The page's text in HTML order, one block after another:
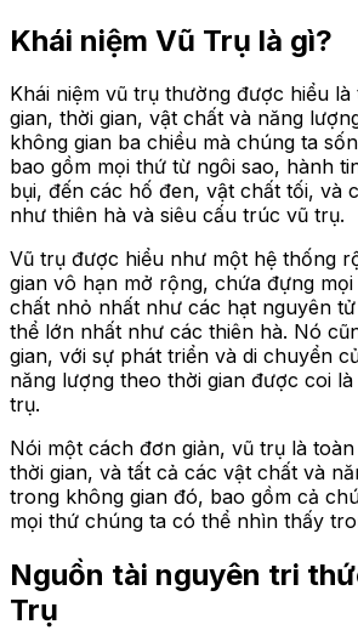
Khái niệm Vũ Trụ là gì?
Khái niệm vũ trụ thường được hiểu
gian, thời gian, vật chất và năng
không gian ba chiều mà chúng ta
bao gồm mọi thứ từ ngôi sao, hành
bụi, đến các hố đen, vật chất tối, và
như thiên hà và siêu cấu trúc vũ trụ.
Vũ trụ được hiểu như một hệ thống
gian vô hạn mở rộng, chứa đựng
chất nhỏ nhất như các hạt nguyên
thể lớn nhất như các thiên hà. Nó
gian, với sự phát triển và di chuyển
năng lượng theo thời gian được coi
trụ.
Nói một cách đơn giản, vũ trụ là
thời gian, và tất cả các vật chất và
trong không gian đó, bao gồm cả
mọi thứ chúng ta có thể nhìn thấy
Nguồn tài nguyên tri
Trụ